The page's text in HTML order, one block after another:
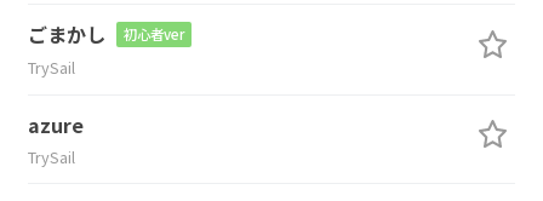
ごまかし 初心者ver
TrySail
azure
TrySail